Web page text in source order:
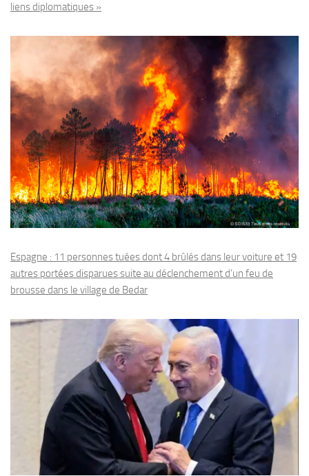
liens diplomatiques »
Espagne : 11 personnes tuées dont 4 brûlés dans leur voiture et 19
autres portées disparues suite au déclenchement d’un feu de
brousse dans le village de Bedar